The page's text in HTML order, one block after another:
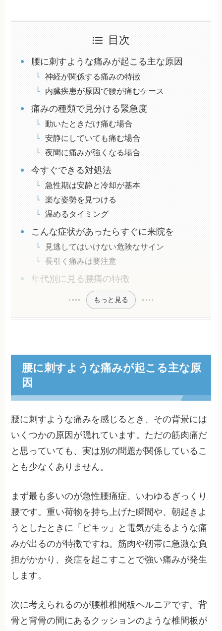
目次
腰に刺すような痛みが起こる主な原因
神経が関係する痛みの特徴
内臓疾患が原因で腰が痛むケース
痛みの種類で見分ける緊急度
動いたときだけ痛む場合
安静にしていても痛む場合
夜間に痛みが強くなる場合
今すぐできる対処法
急性期は安静と冷却が基本
楽な姿勢を見つける
温めるタイミング
こんな症状があったらすぐに来院を
見逃してはいけない危険なサイン
長引く痛みは要注意
年代別に見る腰痛の特徴
もっと見る
腰に刺すような痛みが起こる主な原
因
腰に刺すような痛みを感じるとき、その背景には
いくつかの原因が隠れています。ただの筋肉痛だ
と思っていても、実は別の問題が関係しているこ
とも少なくありません。
まず最も多いのが急性腰痛症、いわゆるぎっくり
腰です。重い荷物を持ち上げた瞬間や、朝起きよ
うとしたときに「ピキッ」と電気が走るような痛
みが出るのが特徴ですね。筋肉や靭帯に急激な負
担がかかり、炎症を起こすことで強い痛みが発生
します。
次に考えられるのが腰椎椎間板ヘルニアです。背
骨と背骨の間にあるクッションのような椎間板が